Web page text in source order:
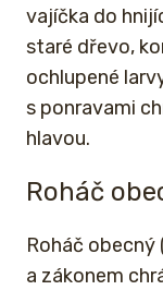
vajíčka do
staré dřevo,
ochlupené
s ponravami
hlavou.
Roháč
Roháč obecný
a zákonem